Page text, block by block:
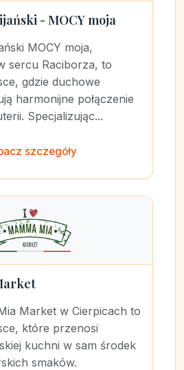
- MOCY moja
MOCY moja,
sercu Raciborza, to
gdzie duchowe
harmonijne połączenie
Specjalizując...
szczegóły
Market w Cierpicach to
które przenosi
kuchni w sam środek
smaków.